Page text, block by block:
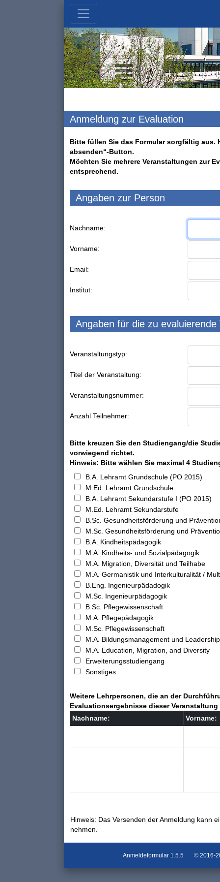
Anmeldung zur Evaluation
Bitte füllen Sie das Formular sorgfältig aus.
absenden“-Button.
Möchten Sie mehrere Veranstaltungen zur
entsprechend.
Angaben zur Person
Nachname:
Vorname:
Email:
Institut:
Angaben für die zu evaluierende
Veranstaltungstyp:
Titel der Veranstaltung:
Veranstaltungsnummer:
Anzahl Teilnehmer:
Bitte kreuzen Sie den Studiengang/die
vorwiegend richtet.
Hinweis: Bitte wählen Sie maximal 4
B.A. Lehramt Grundschule (PO 2015)
M.Ed. Lehramt Grundschule
B.A. Lehramt Sekundarstufe I (PO 2015)
M.Ed. Lehramt Sekundarstufe
B.Sc. Gesundheitsförderung und
M.Sc. Gesundheitsförderung und
B.A. Kindheitspädagogik
M.A. Kindheits- und Sozialpädagogik
M.A. Migration, Diversität und Teilhabe
M.A. Germanistik und Interkulturalität /
B.Eng. Ingenieurpädadogik
M.Sc. Ingenieurpädagogik
B.Sc. Pflegewissenschaft
M.A. Pflegepädagogik
M.Sc. Pflegewissenschaft
M.A. Bildungsmanagement und
M.A. Education, Migration, and Diversity
Erweiterungsstudiengang
Sonstiges
Weitere Lehrpersonen, die an der
Evaluationsergebnisse dieser
Nachname:
Vorname:
Hinweis: Das Versenden der Anmeldung kann
nehmen.
Anmeldeformular 1.5.5 © 2016-